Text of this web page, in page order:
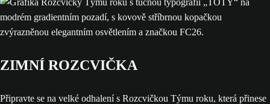
ZIMNÍ ROZCVIČKA
Připravte se na velké odhalení s Rozcvičkou Týmu roku, která přinese